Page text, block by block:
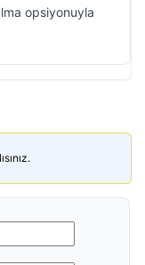
opsiyonuyla